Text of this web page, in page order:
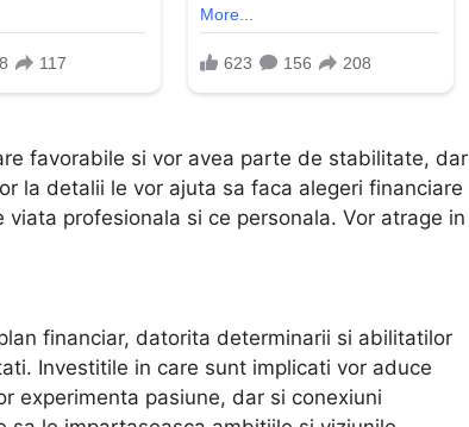
favorabile si vor avea parte de stabilitate, dar
la detalii le vor ajuta sa faca alegeri financiare
profesionala si ce personala. Vor atrage in
financiar, datorita determinarii si abilitatilor
Investitile in care sunt implicati vor aduce
experimenta pasiune, dar si conexiuni